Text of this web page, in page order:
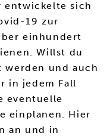
entwickelte sich
19 zur
einhundert
Willst du
und auch
in jedem Fall
eventuelle
einplanen. Hier
an und in